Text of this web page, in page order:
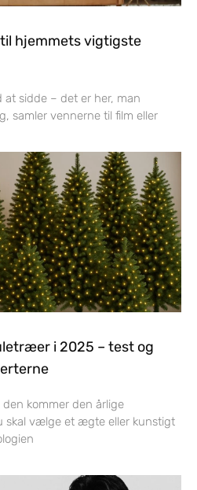
hjemmets vigtigste
at sidde – det er her, man
samler vennerne til film eller
i 2025 – test og
kommer den årlige
skal vælge et ægte eller kunstigt